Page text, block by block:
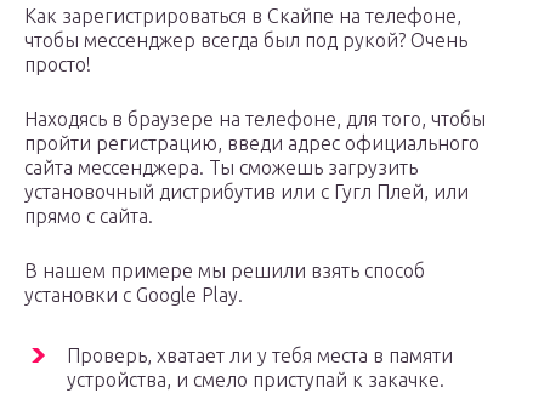
Как зарегистрироваться в Скайпе на телефоне,
чтобы мессенджер всегда был под рукой? Очень
просто!
Находясь в браузере на телефоне, для того, чтобы
пройти регистрацию, введи адрес официального
сайта мессенджера. Ты сможешь загрузить
установочный дистрибутив или с Гугл Плей, или
прямо с сайта.
В нашем примере мы решили взять способ
установки с Google Play.
Проверь, хватает ли у тебя места в памяти
устройства, и смело приступай к закачке.